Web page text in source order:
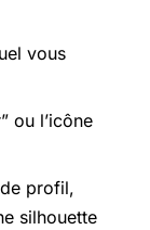
vous
ou l’icône
profil,
silhouette